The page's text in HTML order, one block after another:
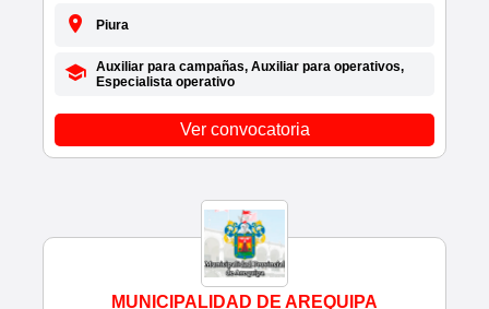
• ARELLANO
• AREM CONSULTORIA Y CONSTRUCCION
• ARIZONA G.I.
• AS TESIS S.A.
• ASCENSORES GS&F
• ASCON SAC
• ASOC.CIVIL IMPACTA SALUD Y EDU
• ASOCIACION CONVOCA
• ASOCIACION EDUCATIVA ALDEBARAN
• ASOCIACION NIÑOS A LA VIDA
Piura
Auxiliar para campañas, Auxiliar para operativos,
Especialista operativo
Ver convocatoria
MUNICIPALIDAD DE AREQUIPA